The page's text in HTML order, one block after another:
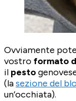
Ovviamente
vostro formato
il pesto
(lasezione del
un’occhiata).